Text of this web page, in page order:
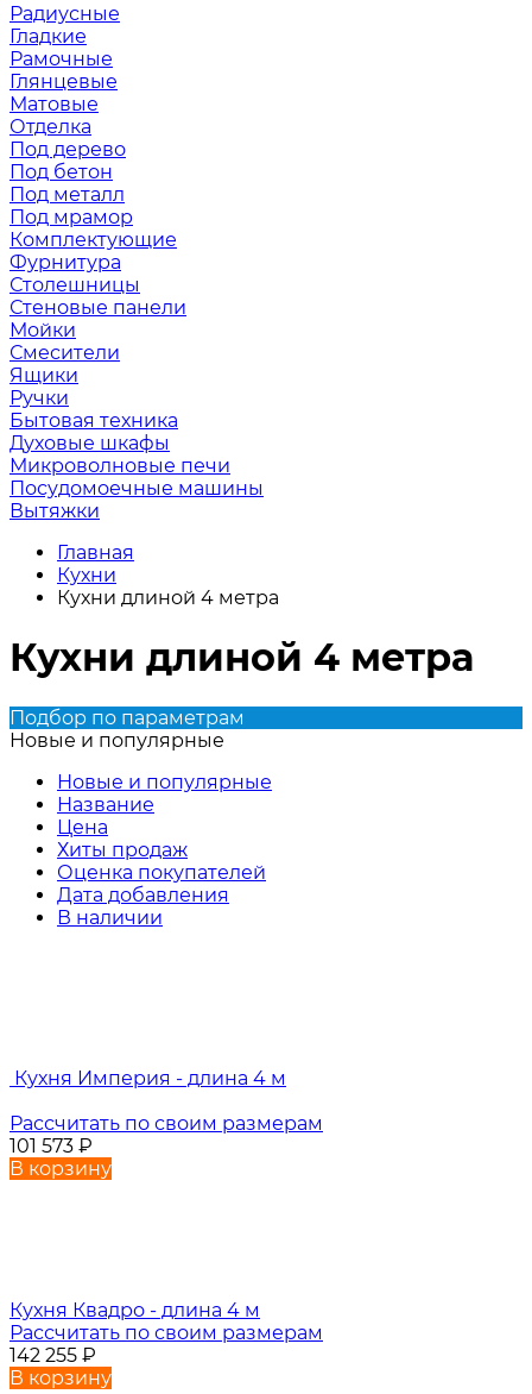
Радиусные
Гладкие
Рамочные
Глянцевые
Матовые
Отделка
Под дерево
Под бетон
Под металл
Под мрамор
Комплектующие
Фурнитура
Столешницы
Стеновые панели
Мойки
Смесители
Ящики
Ручки
Бытовая техника
Духовые шкафы
Микроволновые печи
Посудомоечные машины
Вытяжки
Главная
Кухни
Кухни длиной 4 метра
Кухни длиной 4 метра
Подбор по параметрам
Новые и популярные
Новые и популярные
Название
Цена
Хиты продаж
Оценка покупателей
Дата добавления
В наличии
Кухня Империя - длина 4 м
Рассчитать по своим размерам
101 573 ₽
В корзину
Кухня Квадро - длина 4 м
Рассчитать по своим размерам
142 255 ₽
В корзину